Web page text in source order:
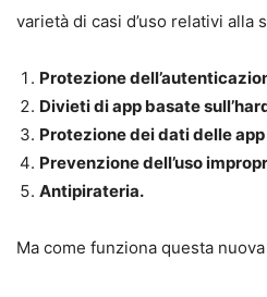
varietà di casi d’uso relativi alla
Protezione
Divieti di app basate
Protezione dei dati delle
Prevenzione dell’uso
Antipirateria.
Ma come funziona questa nuova